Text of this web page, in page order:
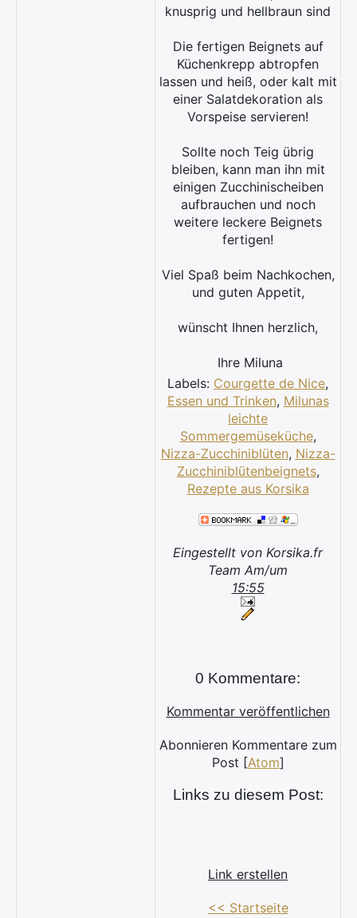
knusprig und hellbraun sind
Die fertigen Beignets auf
Küchenkrepp abtropfen
lassen und heiß, oder kalt mit
einer Salatdekoration als
Vorspeise servieren!
Sollte noch Teig übrig
bleiben, kann man ihn mit
einigen Zucchinischeiben
aufbrauchen und noch
weitere leckere Beignets
fertigen!
Viel Spaß beim Nachkochen,
und guten Appetit,
wünscht Ihnen herzlich,
Ihre Miluna
Labels: Courgette de Nice,
Essen und Trinken, Milunas
leichte
Sommergemüseküche,
Nizza-Zucchiniblüten, Nizza-
Zucchiniblütenbeignets,
Rezepte aus Korsika
Eingestellt von Korsika.fr
Team Am/um
15:55
0 Kommentare:
Kommentar veröffentlichen
Abonnieren Kommentare zum
Post [Atom]
Links zu diesem Post:
Link erstellen
<< Startseite